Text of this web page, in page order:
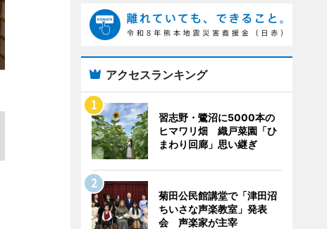
アクセスランキング
習志野・鷺沼に5000本の
ヒマワリ畑 織戸菜園「ひ
まわり回廊」思い継ぎ
菊田公民館講堂で「津田沼
ちいさな声楽教室」発表
会 声楽家が主宰